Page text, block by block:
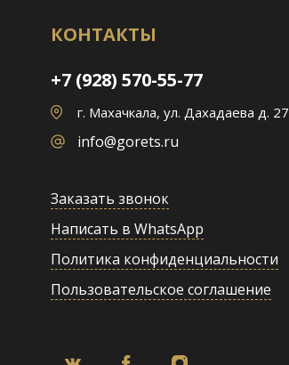
КОНТАКТЫ
+7 (928) 570-55-77
г. Махачкала, ул. Дахадаева д. 27
info@gorets.ru
Заказать звонок
Написать в WhatsApp
Политика конфиденциальности
Пользовательское соглашение